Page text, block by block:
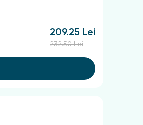
209.25 Lei
232.50 Lei